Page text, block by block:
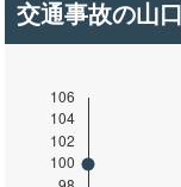
交通事故の山